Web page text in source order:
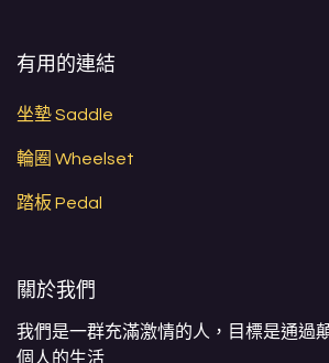
有用的連結
坐墊 Saddle
輪圈 Wheelset
踏板 Pedal
關於我們
我們是一群充滿激情的人，目標是通過
個人的生活